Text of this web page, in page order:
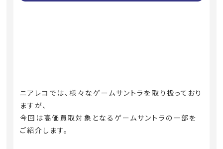
ニアレコでは、様々なゲームサントラを取り扱っており
ますが、
今回は高価買取対象となるゲームサントラの一部を
ご紹介します。